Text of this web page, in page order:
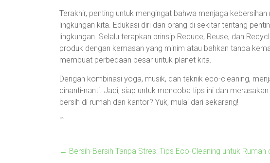
Terakhir, penting untuk mengingat bahwa menjaga
lingkungan kita. Edukasi diri dan orang di sekitar tentang
lingkungan. Selalu terapkan prinsip Reduce, Reuse, dan
produk dengan kemasan yang minim atau bahkan tanpa
membuat perbedaan besar untuk planet kita.
Dengan kombinasi yoga, musik, dan teknik eco-cleaning,
dinanti-nanti. Jadi, siap untuk mencoba tips ini dan
bersih di rumah dan kantor? Yuk, mulai dari sekarang!
“`
← Bersih-Bersih Tanpa Stres: Tips Eco-Cleaning untuk